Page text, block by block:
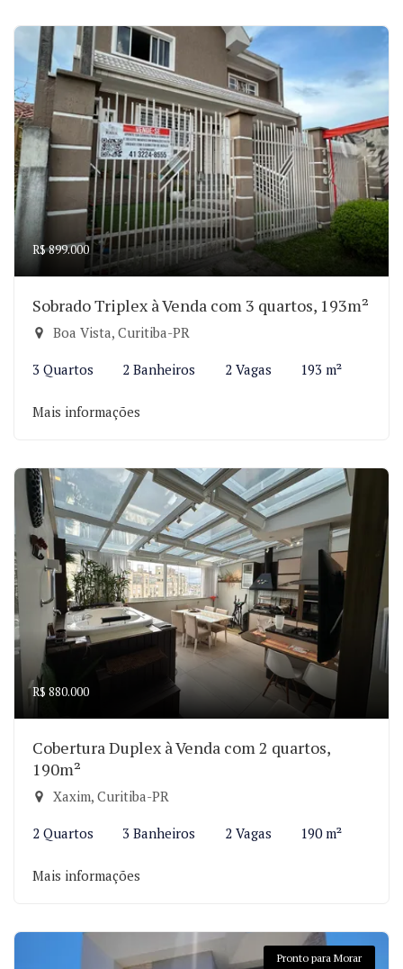
R$ 899.000
Sobrado Triplex à Venda com 3 quartos, 193m²
Boa Vista, Curitiba-PR
3 Quartos 2 Banheiros 2 Vagas 193 m²
Mais informações
R$ 880.000
Cobertura Duplex à Venda com 2 quartos,
190m²
Xaxim, Curitiba-PR
2 Quartos 3 Banheiros 2 Vagas 190 m²
Mais informações
Pronto para Morar